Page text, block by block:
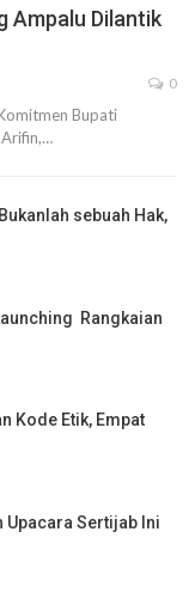
Ampalu Dilantik
0
Bupati
Arifin,…
sebuah Hak,
Rangkaian
Kode Etik, Empat
Sertijab Ini